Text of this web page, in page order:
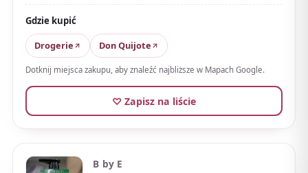
czysty; nieco droższy, ale łatwy do wypróbowania,
jeśli szukasz szamponu nawilżającego.
Gdzie kupić
Drogerie
Don Quijote
Dotknij miejsca zakupu, aby znaleźć najbliższe w Mapach Google.
♡ Zapisz na liście
B by E